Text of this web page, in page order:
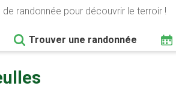
randonnée pour découvrir le terroir !
Trouver une randonnée